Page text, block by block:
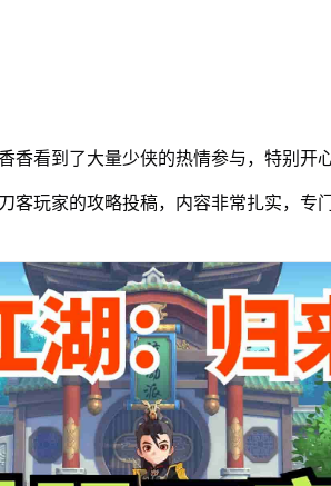
香看到了大量少侠的热情参与，特别开心
客玩家的攻略投稿，内容非常扎实，专